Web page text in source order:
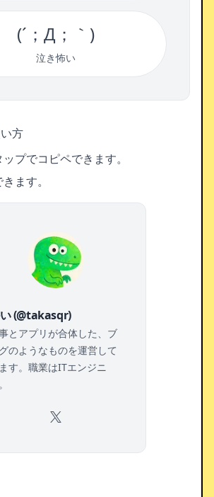
(´；Д；｀)
泣き怖い
方
プでコピペできます。
ます。
(@takasqr)
とアプリが合体した、ブ
のようなものを運営して
す。職業はITエンジニ
X